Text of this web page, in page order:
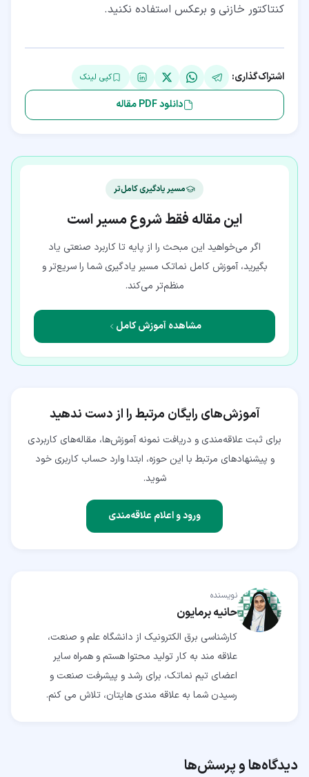
کنتاکتور خازنی و برعکس استفاده نکنید.
اشتراک‌گذاری: کپی لینک
دانلود PDF مقاله
مسیر یادگیری کامل‌تر
این مقاله فقط شروع مسیر است
اگر می‌خواهید این مبحث را از پایه تا کاربرد صنعتی یاد
بگیرید، آموزش کامل نماتک مسیر یادگیری شما را سریع‌تر و
منظم‌تر می‌کند.
مشاهده آموزش کامل
آموزش‌های رایگان مرتبط را از دست ندهید
برای ثبت علاقه‌مندی و دریافت نمونه آموزش‌ها، مقاله‌های کاربردی
و پیشنهادهای مرتبط با این حوزه، ابتدا وارد حساب کاربری خود
شوید.
ورود و اعلام علاقه‌مندی
نویسنده
حانیه برمایون
کارشناسی برق الکترونیک از دانشگاه علم و صنعت،
علاقه مند به کار تولید محتوا هستم و همراه سایر
اعضای تیم نماتک، برای رشد و پیشرفت صنعت و
رسیدن شما به علاقه مندی هایتان، تلاش می کنم.
دیدگاه‌ها و پرسش‌ها